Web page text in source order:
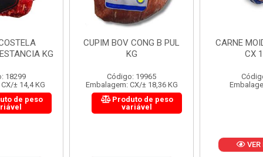
B PUL
19965
± 18,36 KG
de peso
CARNE MOIDA FORTBOI
CX 10KG
Código: 200
Embalagem: KG/10
LOMBINHO
Embalagem: